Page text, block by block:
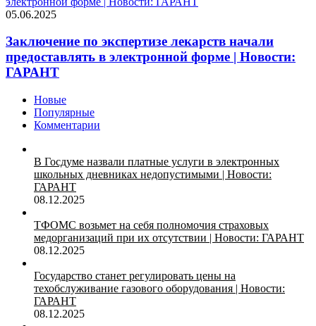
05.06.2025
Заключение по экспертизе лекарств начали
предоставлять в электронной форме | Новости:
ГАРАНТ
Новые
Популярные
Комментарии
В Госдуме назвали платные услуги в электронных
школьных дневниках недопустимыми | Новости:
ГАРАНТ
08.12.2025
ТФОМС возьмет на себя полномочия страховых
медорганизаций при их отсутствии | Новости: ГАРАНТ
08.12.2025
Государство станет регулировать цены на
техобслуживание газового оборудования | Новости:
ГАРАНТ
08.12.2025